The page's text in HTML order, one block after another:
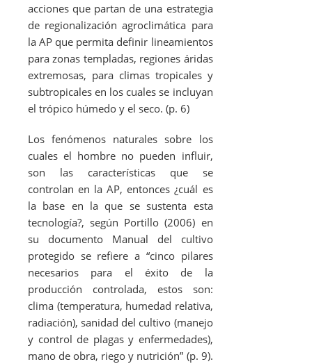
acciones que partan de una estrategia
de regionalización agroclimática para
la AP que permita definir lineamientos
para zonas templadas, regiones áridas
extremosas, para climas tropicales y
subtropicales en los cuales se incluyan
el trópico húmedo y el seco. (p. 6)
Los fenómenos naturales sobre los
cuales el hombre no pueden influir,
son las características que se
controlan en la AP, entonces ¿cuál es
la base en la que se sustenta esta
tecnología?, según Portillo (2006) en
su documento Manual del cultivo
protegido se refiere a “cinco pilares
necesarios para el éxito de la
producción controlada, estos son:
clima (temperatura, humedad relativa,
radiación), sanidad del cultivo (manejo
y control de plagas y enfermedades),
mano de obra, riego y nutrición” (p. 9).